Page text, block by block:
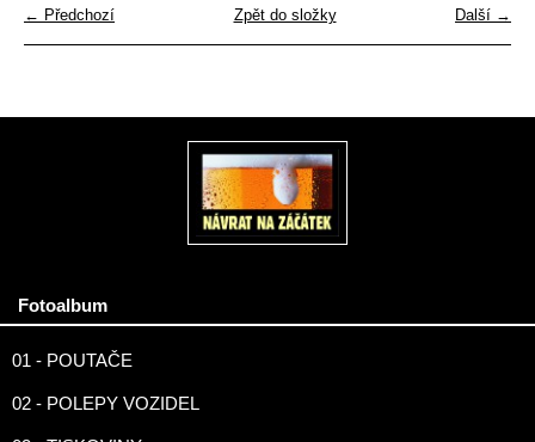
← Předchozí Další →
Zpět do složky
Fotoalbum
01 - POUTAČE
02 - POLEPY VOZIDEL